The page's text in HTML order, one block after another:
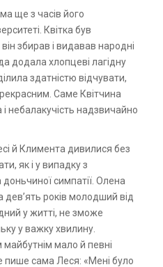
ще з часів його
Квітка був
збирав і видавав народні
додала хлопцеві лагідну
здатністю відчувати,
Саме Квітчина
і небалакучість надзвичайно
й Климента дивилися без
як і у випадку з
симпатії. Олена
років молодший від
у житті, не зможе
у важку хвилину.
мало й певні
пише сама Леся: «Мені було